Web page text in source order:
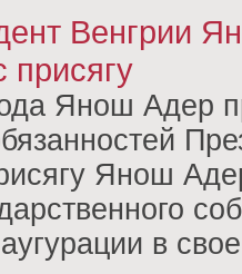
Венгрии
присягу
Янош Адер
Янош
в